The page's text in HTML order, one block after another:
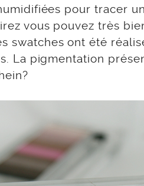
pour tracer
vous pouvez très
swatches ont été
La pigmentation